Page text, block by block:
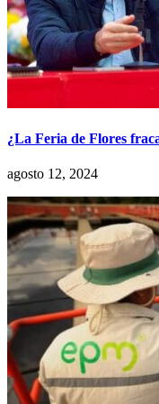
¿La Feria de Flores
agosto 12, 2024